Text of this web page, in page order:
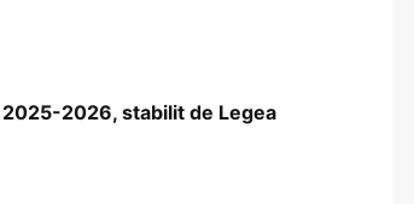
2026, stabilit de Legea